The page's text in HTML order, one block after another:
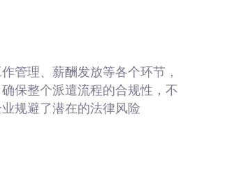
管理、薪酬发放等各个环节，
保整个派遣流程的合规性，不
规避了潜在的法律风险